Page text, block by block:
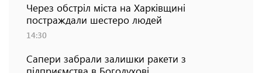
Через обстріл міста на Харківщині
постраждали шестеро людей
14:30
Сапери забрали залишки ракети з